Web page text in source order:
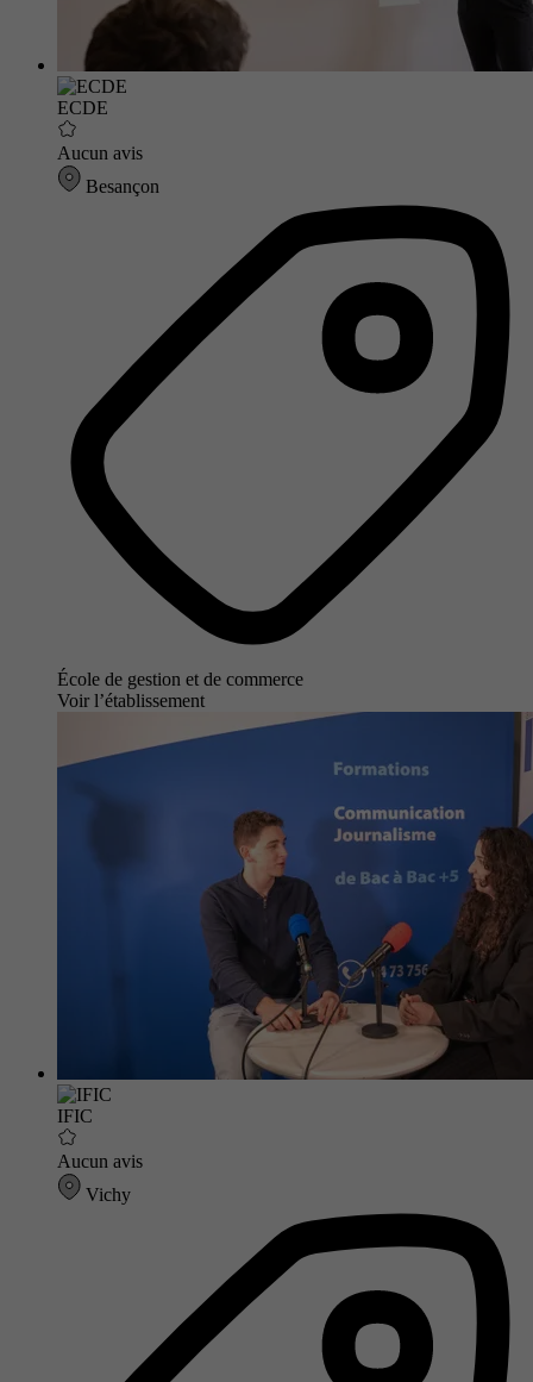
ECDE
Aucun avis
Besançon
École de gestion et de commerce
Voir l’établissement
IFIC
Aucun avis
Vichy